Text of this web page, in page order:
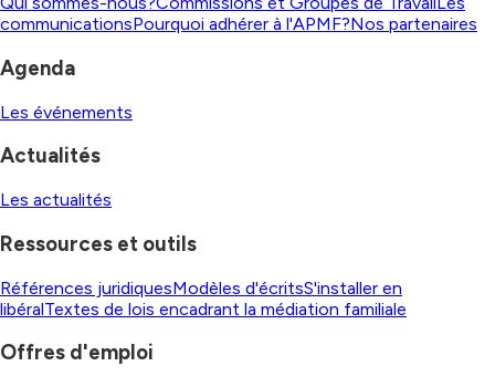
communicationsPourquoi adhérer à l'APMF?Nos partenaires
Agenda
Les événements
Actualités
Les actualités
Ressources et outils
Références juridiquesModèles d'écritsS'installer en
libéralTextes de lois encadrant la médiation familiale
Offres d'emploi